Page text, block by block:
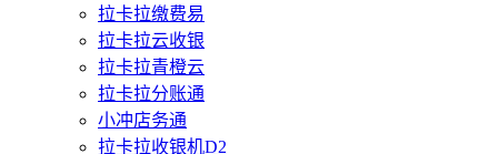
拉卡拉缴费易
拉卡拉云收银
拉卡拉青橙云
拉卡拉分账通
小冲店务通
拉卡拉收银机D2